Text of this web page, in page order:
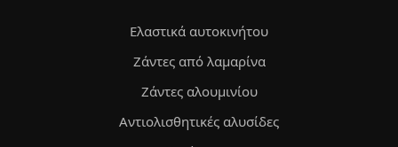
Ελαστικά αυτοκινήτου
Ζάντες από λαμαρίνα
Ζάντες αλουμινίου
Αντιολισθητικές αλυσίδες